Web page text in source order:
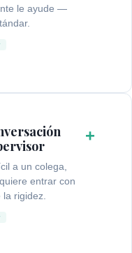
le ayude —
a un colega,
entrar con
rigidez.
+